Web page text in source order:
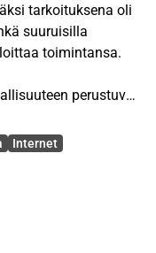
tarkoituksena oli
suuruisilla
toimintansa.
perustuvaa
kirjallisuuslähteitä
yhteydessä
Internet